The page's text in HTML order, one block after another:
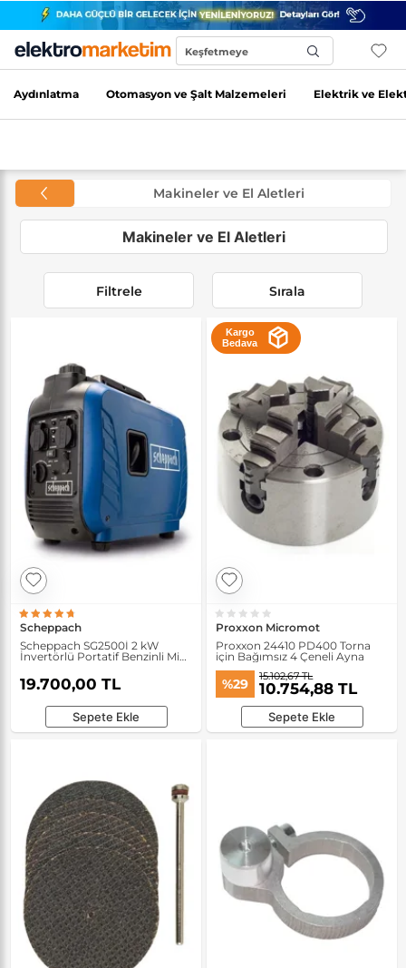
Keşfetmeye
Aydınlatma Otomasyon ve Şalt Malzemeleri Elektrik ve
Makineler ve El Aletleri
Makineler ve El Aletleri
Filtrele Sırala
Scheppach
Scheppach SG2500İ 2 kW
İnvertörlü Portatif Benzinli Mini
19.700,00 TL
Sepete Ekle
Kargo
Bedava
Proxxon Micromot
Proxxon 24410 PD400 Torna
için Bağımsız 4 Çeneli Ayna
%29 15.102,67 TL
10.754,88 TL
Sepete Ekle